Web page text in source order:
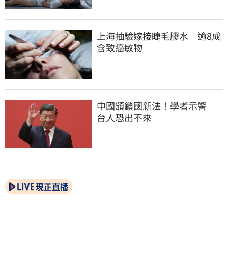
上海抽驗嫁接睫毛膠水　逾8成
含致癌敏物
中國頒鎖國新法！學者示警
台人恐出不來
現正直播